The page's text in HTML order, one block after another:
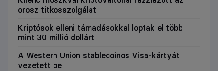
orosz titkosszolgálat
Kriptósok elleni támadásokkal loptak el több
mint 30 millió dollárt
A Western Union stablecoinos Visa-kártyát
vezetett be